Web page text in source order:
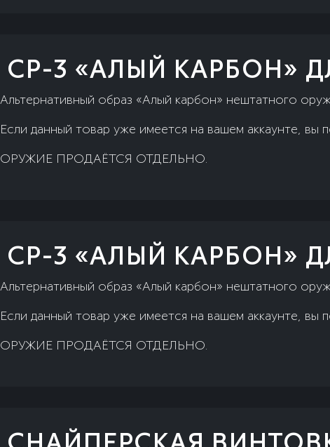
СР-3 «АЛЫЙ КАРБОН»
Альтернативный образ «Алый карбон» нештатного
Если данный товар уже имеется на вашем аккаунте,
ОРУЖИЕ ПРОДАЁТСЯ ОТДЕЛЬНО.
СР-3 «АЛЫЙ КАРБОН»
Альтернативный образ «Алый карбон» нештатного
Если данный товар уже имеется на вашем аккаунте,
ОРУЖИЕ ПРОДАЁТСЯ ОТДЕЛЬНО.